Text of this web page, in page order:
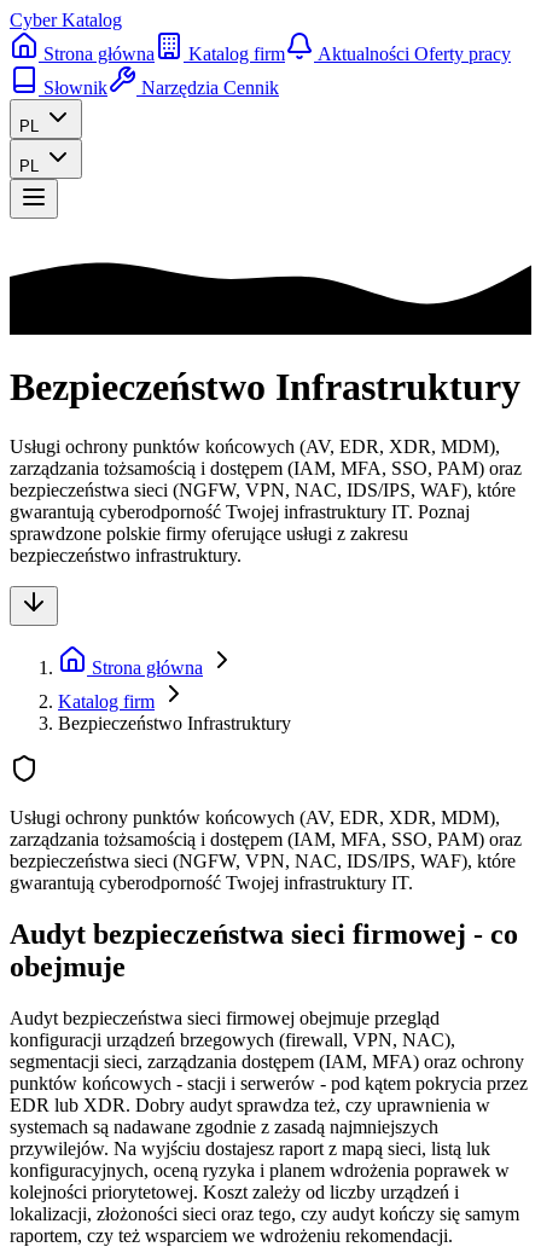
Cyber Katalog
Strona główna
Katalog firm Aktualności Oferty pracy
Słownik
Narzędzia Cennik
PL
PL
Bezpieczeństwo Infrastruktury
Usługi ochrony punktów końcowych (AV, EDR, XDR, MDM),
zarządzania tożsamością i dostępem (IAM, MFA, SSO, PAM) oraz
bezpieczeństwa sieci (NGFW, VPN, NAC, IDS/IPS, WAF), które
gwarantują cyberodporność Twojej infrastruktury IT. Poznaj
sprawdzone polskie firmy oferujące usługi z zakresu
bezpieczeństwo infrastruktury.
Strona główna
Katalog firm
Bezpieczeństwo Infrastruktury
Usługi ochrony punktów końcowych (AV, EDR, XDR, MDM),
zarządzania tożsamością i dostępem (IAM, MFA, SSO, PAM) oraz
bezpieczeństwa sieci (NGFW, VPN, NAC, IDS/IPS, WAF), które
gwarantują cyberodporność Twojej infrastruktury IT.
Audyt bezpieczeństwa sieci firmowej - co
obejmuje
Audyt bezpieczeństwa sieci firmowej obejmuje przegląd
konfiguracji urządzeń brzegowych (firewall, VPN, NAC),
segmentacji sieci, zarządzania dostępem (IAM, MFA) oraz ochrony
punktów końcowych - stacji i serwerów - pod kątem pokrycia przez
EDR lub XDR. Dobry audyt sprawdza też, czy uprawnienia w
systemach są nadawane zgodnie z zasadą najmniejszych
przywilejów. Na wyjściu dostajesz raport z mapą sieci, listą luk
konfiguracyjnych, oceną ryzyka i planem wdrożenia poprawek w
kolejności priorytetowej. Koszt zależy od liczby urządzeń i
lokalizacji, złożoności sieci oraz tego, czy audyt kończy się samym
raportem, czy też wsparciem we wdrożeniu rekomendacji.